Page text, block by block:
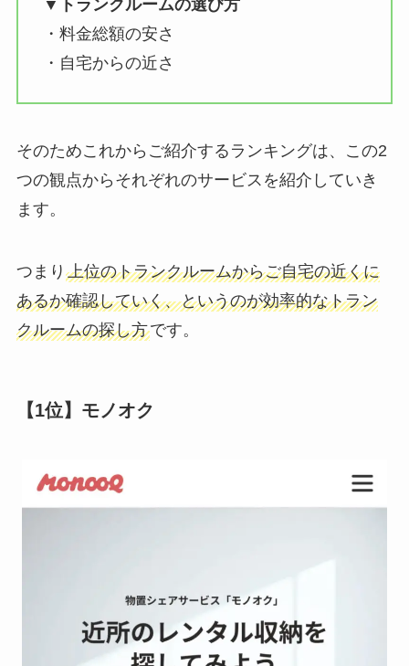
▼トランクルームの選び方
・料金総額の安さ
・自宅からの近さ
そのためこれからご紹介するランキングは、この2
つの観点からそれぞれのサービスを紹介していき
ます。
つまり 上位のトランクルームからご自宅の近くに
あるか確認していく、というのが効率的なトラン
クルームの探し方です。
【1位】モノオク